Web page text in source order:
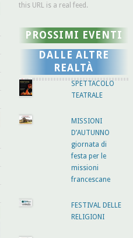
this URL is a real feed.
PROSSIMI EVENTI
DALLE ALTRE
REALTÀ
SPETTACOLO
TEATRALE
MISSIONI
D’AUTUNNO
giornata di
festa per le
missioni
francescane
FESTIVAL DELLE
RELIGIONI